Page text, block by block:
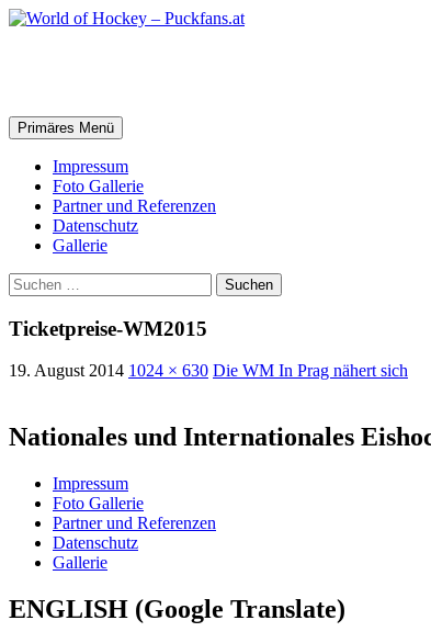
Zum
Suchen
Primäres Menü
Impressum
Foto Gallerie
Partner und Referenzen
Datenschutz
Gallerie
Suchen
nach:
Ticketpreise-WM2015
19. August 2014 1024 × 630 Die WM In Prag nähert sich
Nationales und Internationales
Impressum
Foto Gallerie
Partner und Referenzen
Datenschutz
Gallerie
ENGLISH (Google Translate)